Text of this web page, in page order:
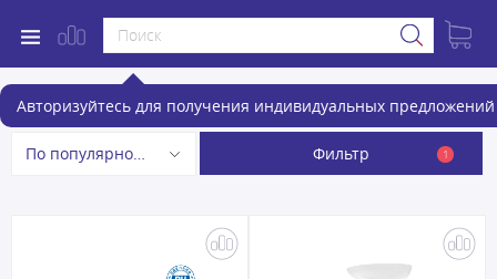
Авторизуйтесь для получения индивидуальных предложений
Мясорубки
По популярности Фильтр 1